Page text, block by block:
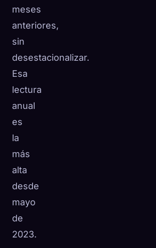
meses
anteriores,
sin
desestacionalizar.
Esa
lectura
anual
es
la
más
alta
desde
mayo
de
2023.